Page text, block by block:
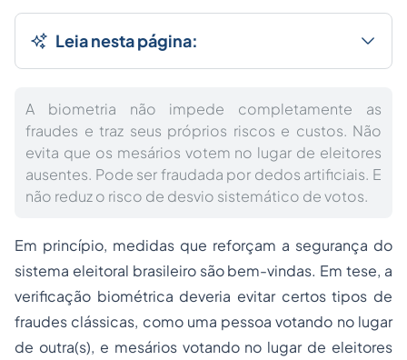
Leia nesta página:
A biometria não impede completamente as
fraudes e traz seus próprios riscos e custos. Não
evita que os mesários votem no lugar de eleitores
ausentes. Pode ser fraudada por dedos artificiais. E
não reduz o risco de desvio sistemático de votos.
Em princípio, medidas que reforçam a segurança do
sistema eleitoral brasileiro são bem-vindas. Em tese, a
verificação biométrica deveria evitar certos tipos de
fraudes clássicas, como uma pessoa votando no lugar
de outra(s), e mesários votando no lugar de eleitores